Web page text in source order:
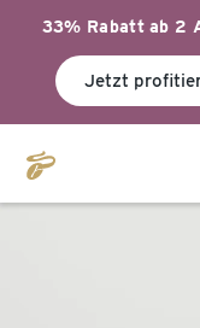
33% Rabatt ab 2
Jetzt